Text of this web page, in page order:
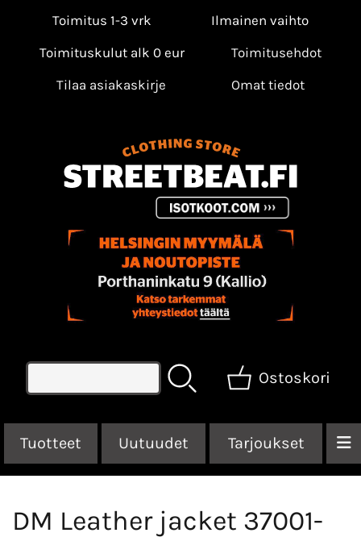
Toimitus 1-3 vrk
Ilmainen vaihto
Toimituskulut alk 0 eur
Toimitusehdot
Tilaa asiakaskirje
Omat tiedot
Ostoskori
Tuotteet Uutuudet Tarjoukset
DM Leather jacket 37001-